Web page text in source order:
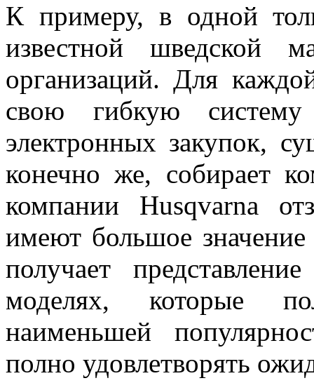
К примеру, в одной
известной шведской
организаций. Для
свою гибкую систему
электронных закупок,
конечно же, собирает
компании Husqvarna
имеют большое
получает
моделях, которые
наименьшей
полно удовлетворять